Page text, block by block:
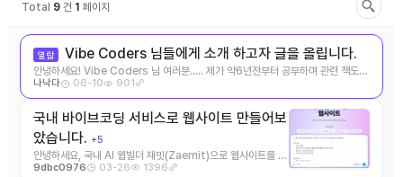
Total 9 건 1 페이지
열람 Vibe Coders 님들에게 소개 하고자 글을 올립니다.
안녕하세요! Vibe Coders 님 여러분..... 제가 약6년전부터 공부하며 관련 책도
공저한 파이네트워 ...
나낙다 06-10 901
국내 바이브코딩 서비스로 웹사이트 만들어보
았습니다. +5
안녕하세요, 국내 AI 웹빌더 재밋(Zaemit)으로 웹사이트를 제
작해보았습니다. 국내에 V0, lovabl ...
9dbc0976 03-26 1396